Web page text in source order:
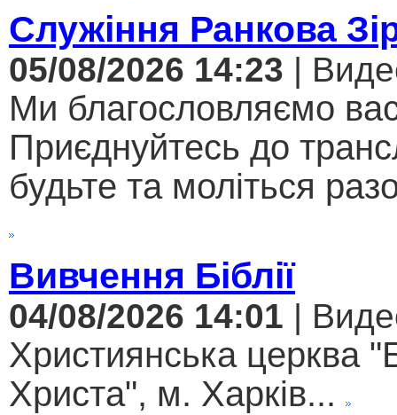
Служіння Ранкова
05/08/2026 14:23 |
Ми благословляємо
Приєднуйтесь до
будьте та моліться
Вивчення Біблії
04/08/2026 14:01 |
Християнська церква
Христа", м. Харків...